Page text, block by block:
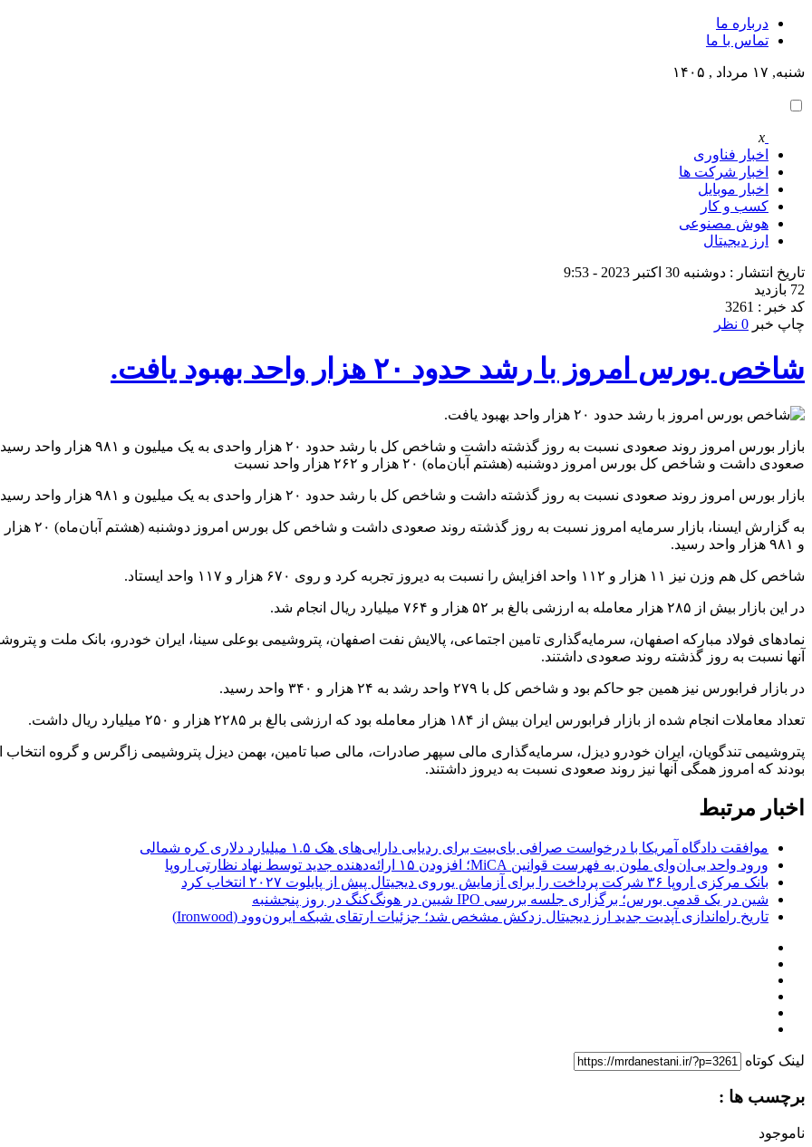
درباره ما
تماس با ما
شنبه, ۱۷ مرداد , ۱۴۰۵
x
اخبار فناوری
اخبار شرکت ها
اخبار موبایل
کسب و کار
هوش مصنوعی
ارز دیجیتال
تاریخ انتشار : دوشنبه 30 اکتبر 2023 - 9:53
72 بازدید
کد خبر : 3261
چاپ خبر 0 نظر
شاخص بورس امروز با رشد حدود ۲۰ هزار واحد بهبود یافت.
بازار بورس امروز روند صعودی نسبت
صعودی داشت و شاخص کل بورس امروز دوشنبه (هشتم آبان‌ماه) ۲۰ هزار و ۲۶۲ هزار واحد نسبت
بازار بورس امروز روند صعودی نسبت به روز گذشته داشت و شاخص کل با رشد حدود ۲۰ هزار واحدی به یک میلیون و ۹۸۱ هزار واحد رسید.
و ۹۸۱ هزار واحد رسید.
شاخص کل هم وزن نیز ۱۱ هزار و ۱۱۲ واحد افزایش را نسبت به دیروز تجربه کرد و روی ۶۷۰ هزار و ۱۱۷ واحد ایستاد.
در این بازار بیش از ۲۸۵ هزار معامله به ارزشی بالغ بر ۵۲ هزار و ۷۶۴ میلیارد ریال انجام شد.
نمادهای فولاد مبارکه اصفهان، سرمایه‌گذاری تامین اجتماعی، پالایش نفت اصفهان، پتروشیمی بوعلی سینا، ایران خودرو، بانک ملت و
آنها نسبت به روز گذشته روند صعودی داشتند.
در بازار فرابورس نیز همین جو حاکم بود و شاخص کل با ۲۷۹ واحد رشد به ۲۴ هزار و ۳۴۰ واحد رسید.
تعداد معاملات انجام شده از بازار فرابورس ایران بیش از ۱۸۴ هزار معامله بود که ارزشی بالغ بر ۲۲۸۵ هزار و ۲۵۰ میلیارد ریال داشت.
پتروشیمی تندگویان، ایران خودرو دیزل، سرمایه‌گذاری مالی سپهر صادرات، مالی صبا تامین، بهمن دیزل پتروشیمی زاگرس و گروه انتخاب
بودند که امروز همگی آنها نیز روند صعودی نسبت به دیروز داشتند.
اخبار مرتبط
موافقت دادگاه آمریکا با درخواست صرافی بای‌بیت برای ردیابی دارایی‌های هک ۱.۵ میلیارد دلاری کره شمالی
ورود واحد بی‌ان‌وای ملون به فهرست قوانین MiCA؛ افزودن ۱۵ ارائه‌دهنده جدید توسط نهاد نظارتی اروپا
بانک مرکزی اروپا ۳۶ شرکت پرداخت را برای آزمایش یوروی دیجیتال پیش از پایلوت ۲۰۲۷ انتخاب کرد
شین در یک قدمی بورس؛ برگزاری جلسه بررسی IPO شیین در هونگ‌کنگ در روز پنجشنبه
تاریخ راه‌اندازی آپدیت جدید ارز دیجیتال زدکش مشخص شد؛ جزئیات ارتقای شبکه ایرون‌وود (Ironwood)
لینک کوتاه
برچسب ها :
ناموجود